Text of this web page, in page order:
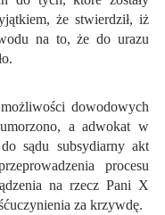
że stwierdził, iż
na to, że do urazu
dowodowych
a adwokat w
sądu subsydiarny akt
procesu
na rzecz Pani X
za krzywdę.